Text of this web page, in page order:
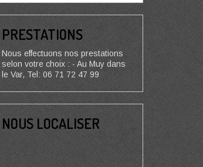
PRESTATIONS
Nous effectuons nos prestations
selon votre choix : - Au Muy dans
le Var, Tel: 06 71 72 47 99
NOUS LOCALISER